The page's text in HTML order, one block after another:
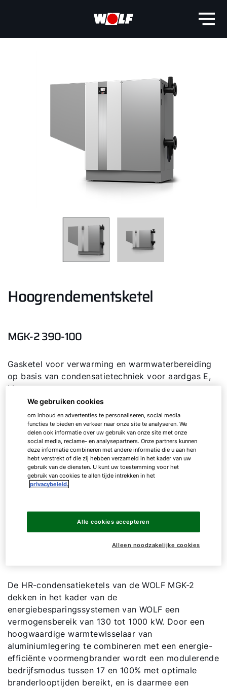
Hoogrendementsketel
MGK-2 390-100
Gasketel voor verwarming en warmwaterbereiding
op basis van condensatietechniek voor aardgas E,
LL
MGK-2
MGK-2
MGK-2
Toon alle
De HR-condensatieketels van de WOLF MGK-2
dekken in het kader van de
energiebesparingssystemen van WOLF een
vermogensbereik van 130 tot 1000 kW. Door een
hoogwaardige warmtewisselaar van
aluminiumlegering te combineren met een energie-
efficiënte voormengbrander wordt een modulerende
bedrijfsmodus tussen 17 en 100% met optimale
branderlooptijden bereikt, en is daarmee een
We gebruiken cookies
om inhoud en advertenties te personaliseren, social media
functies te bieden en verkeer naar onze site te analyseren. We
delen ook informatie over uw gebruik van onze site met onze
social media, reclame- en analysepartners. Onze partners kunnen
deze informatie combineren met andere informatie die u aan hen
hebt verstrekt of die zij hebben verzameld in het kader van uw
gebruik van de diensten. U kunt uw toestemming voor het
gebruik van cookies te allen tijde intrekken in het
privacybeleid.
Alleen noodzakelijke cookies
Alle cookies accepteren